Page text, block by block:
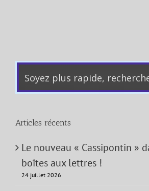
Articles récents
Le nouveau « Cassipontin »
boîtes aux lettres !
24 juillet 2026